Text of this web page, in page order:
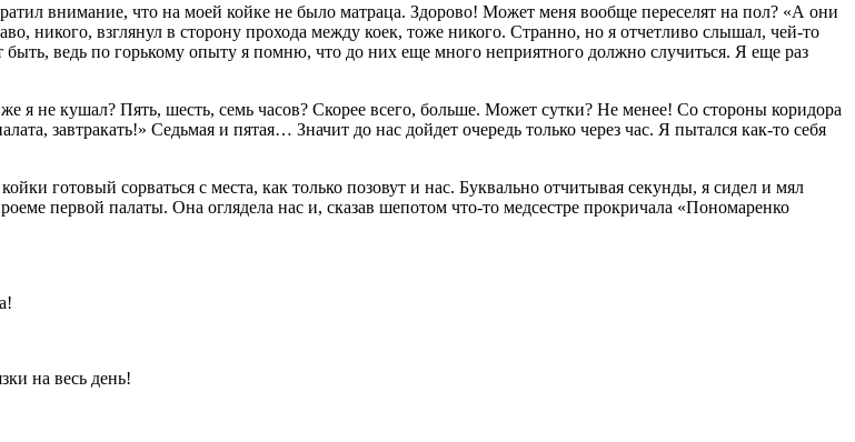
внимание, что на моей койке не было матраца. Здорово! Может меня вообще переселят на пол? «А они
никого, взглянул в сторону прохода между коек, тоже никого. Странно, но я отчетливо слышал, чей-то
ведь по горькому опыту я помню, что до них еще много неприятного должно случиться. Я еще раз
я не кушал? Пять, шесть, семь часов? Скорее всего, больше. Может сутки? Не менее! Со стороны коридора
завтракать!» Седьмая и пятая… Значит до нас дойдет очередь только через час. Я пытался как-то себя
готовый сорваться с места, как только позовут и нас. Буквально отчитывая секунды, я сидел и мял
первой палаты. Она оглядела нас и, сказав шепотом что-то медсестре прокричала «Пономаренко
на весь день!